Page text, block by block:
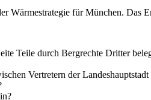
Wärmestrategie für München. Das
Teile durch Bergrechte Dritter
Vertretern der